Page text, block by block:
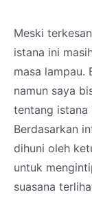
Meski
istana ini
masa lampau.
namun saya
tentang istana
Berdasarkan
dihuni oleh
untuk
suasana